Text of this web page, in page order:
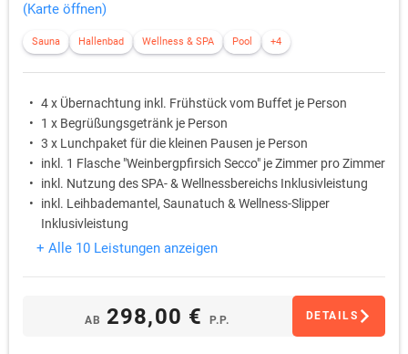
(Karte öffnen)
Sauna Hallenbad Wellness & SPA Pool +4
4 x Übernachtung inkl. Frühstück vom Buffet je Person
1 x Begrüßungsgetränk je Person
3 x Lunchpaket für die kleinen Pausen je Person
inkl. 1 Flasche "Weinbergpfirsich Secco" je Zimmer pro Zimmer
inkl. Nutzung des SPA- & Wellnessbereichs Inklusivleistung
inkl. Leihbademantel, Saunatuch & Wellness-Slipper
Inklusivleistung
+ Alle 10 Leistungen anzeigen
AB 298,00 € P.P. DETAILS